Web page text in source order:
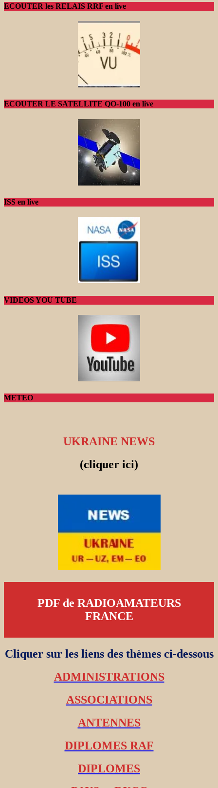
ECOUTER les RELAIS RRF en live
ECOUTER LE SATELLITE QO-100 en live
ISS en live
VIDEOS YOU TUBE
METEO
UKRAINE NEWS
(cliquer ici)
PDF de RADIOAMATEURS
FRANCE
Cliquer sur les liens des thèmes ci-dessous
ADMINISTRATIONS
ASSOCIATIONS
ANTENNES
DIPLOMES RAF
DIPLOMES